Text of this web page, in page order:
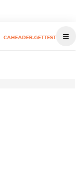
CAHEADER.GETTEST